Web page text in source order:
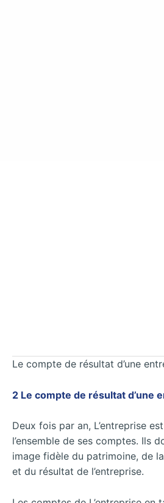
Le compte de résultat d’une
2 Le compte de résultat d’une
Deux fois par an, L’entreprise
l’ensemble de ses comptes. Ils
image fidèle du patrimoine, de
et du résultat de l’entreprise.